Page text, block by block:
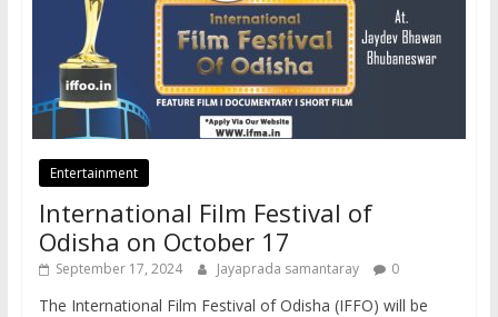
Entertainment
International Film Festival of
Odisha on October 17
September 17, 2024 Jayaprada samantaray 0
The International Film Festival of Odisha (IFFO) will be